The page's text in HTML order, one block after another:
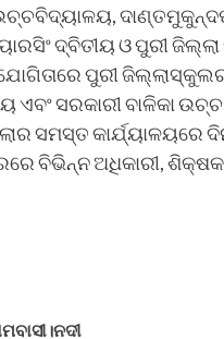
ଦ୍ବିତୀୟ ଓ ପୁରୀ
ପୁରୀ
ସରକାରୀ ବାଳିକା
ସମସ୍ତ କାର୍ଯ୍ୟାଳୟରେ
ବିଭିନ୍ନ ଅଧିକାରୀ,